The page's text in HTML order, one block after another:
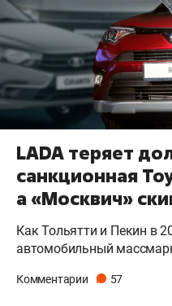
LADA теряет
санкционная
а «Москвич»
Как Тольятти и Пекин в
автомобильный
Комментарии 57